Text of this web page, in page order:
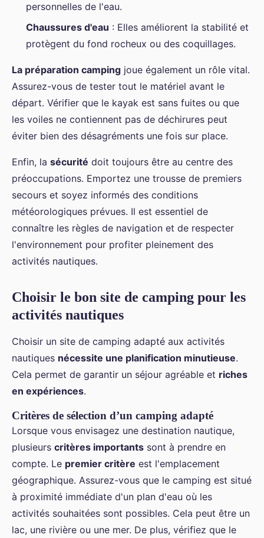
personnelles de l'eau.
Chaussures d'eau : Elles améliorent la stabilité et
protègent du fond rocheux ou des coquillages.
La préparation camping joue également un rôle vital.
Assurez-vous de tester tout le matériel avant le
départ. Vérifier que le kayak est sans fuites ou que
les voiles ne contiennent pas de déchirures peut
éviter bien des désagréments une fois sur place.
Enfin, la sécurité doit toujours être au centre des
préoccupations. Emportez une trousse de premiers
secours et soyez informés des conditions
météorologiques prévues. Il est essentiel de
connaître les règles de navigation et de respecter
l'environnement pour profiter pleinement des
activités nautiques.
Choisir le bon site de camping pour les
activités nautiques
Choisir un site de camping adapté aux activités
nautiques nécessite une planification minutieuse.
Cela permet de garantir un séjour agréable et riches
en expériences.
Critères de sélection d’un camping adapté
Lorsque vous envisagez une destination nautique,
plusieurs critères importants sont à prendre en
compte. Le premier critère est l'emplacement
géographique. Assurez-vous que le camping est situé
à proximité immédiate d'un plan d'eau où les
activités souhaitées sont possibles. Cela peut être un
lac, une rivière ou une mer. De plus, vérifiez que le